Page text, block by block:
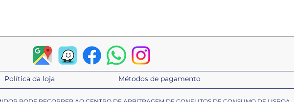
Política da loja Métodos de pagamento